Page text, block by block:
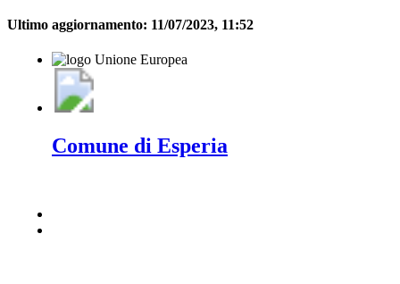
Ultimo aggiornamento: 11/07/2023, 11:52
Comune di Esperia